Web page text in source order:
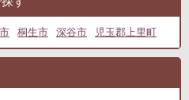
桐生市 深谷市 児玉郡上里町